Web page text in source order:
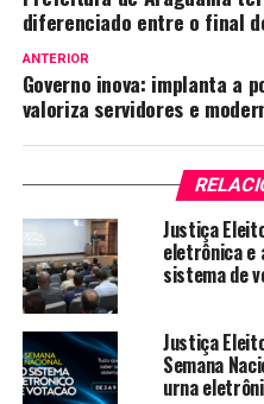
diferenciado entre o final
ANTERIOR
Governo inova: implanta a
valoriza servidores e
Justiça
eletrônica e
sistema de
Justiça
Semana
urna